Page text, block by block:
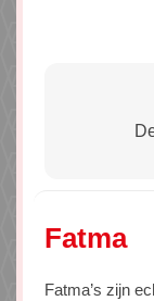
Fatma
Fatma’s zijn